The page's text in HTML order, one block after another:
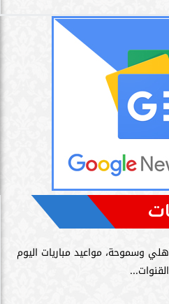
وسموحة، مواعيد مباريات اليوم